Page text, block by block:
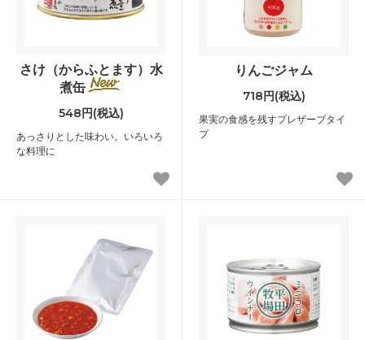
さけ（からふとます）水
煮缶
548円(税込)
あっさりとした味わい。いろいろ
な料理に
りんごジャム
718円(税込)
果実の食感を残すプレザーブタイ
プ